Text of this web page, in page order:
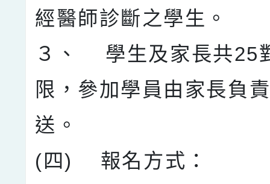
經醫師診斷之學生。
３、 學生及家長共25
限，參加學員由家長負
送。
(四) 報名方式：